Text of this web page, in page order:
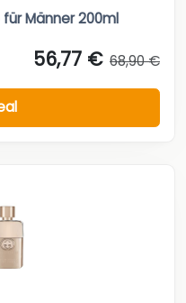
Männer 200ml
56,77 € 68,90 €